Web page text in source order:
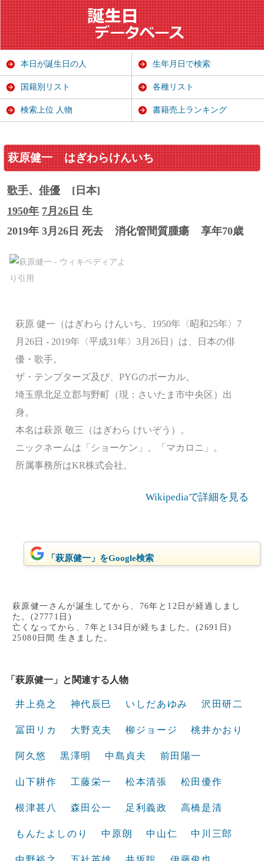
萩原健一 はぎわらけんいち
歌手、 俳優
[日本]
1950年 7月26日 生
2019年 3月26日 死去
消化管間質腫瘍 享年70歳
萩原 健一（はぎわら けんいち、1950年〈昭和25年〉7
月26日 - 2019年〈平成31年〉3月26日）は、日本の俳
優・歌手。
ザ・テンプターズ及び、PYGのボーカル。
埼玉県北足立郡与野町（現：さいたま市中央区）出
身。
本名は萩原 敬三（はぎわら けいぞう）。
ニックネームは「ショーケン」、「マカロニ」。
所属事務所はKR株式会社。
Wikipediaで詳細を見る
「萩原健一」をGoogle検索
萩原健一さんが誕生してから、76年と12日が経過しまし
た。(27771日)
亡くなってから、7年と134日が経ちました。(2691日)
25080日間 生きました。
「萩原健一」と関連する人物
井上堯之 神代辰巳 いしだあゆみ 沢田研二
冨田リカ 大野克夫 柳ジョージ 桃井かおり
阿久悠 黒澤明 中島貞夫 前田陽一
山下耕作 工藤栄一 松本清張 松田優作
根津甚八 森田公一 足利義政 高橋是清
もんたよしのり 中原朗 中山仁 中川三郎
本日が誕生日の人 生年月日で検索
国籍別リスト 各種リスト
検索上位 人物 書籍売上ランキング